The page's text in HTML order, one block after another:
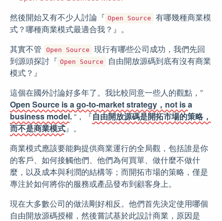
然後開始又有不少人討論『 Open Source
有哪幾種商業模
式？哪種商業模式最適合我？』。
其實不管
Open Source
現行有哪些公司成功，我們先回
到源頭探討『 Open Source
自由開放源碼到底有沒有商業
模式？』
這個在國外討論好多年了。我比較同意一些人的觀點，”
Open Source is a go-to-market strategy，not is a
business model.“，『自由開放源碼是開拓市場的策略，
而不是商業模式』。
商業模式應該要能夠提供商業運行的全局觀，包括誰是你
的客戶、如何接觸他們、他們為何買單、做什麼不做什
麼，以及成本與利潤的結構等；而開拓市場的策略，僅是
專注於如何將你的服務或產品發布到顧客身上。
現在大多數公司的做法剛好相反。他們首先決定使用哪個
自由開放源碼授權，然後嘗試基於此設計商業，原因是